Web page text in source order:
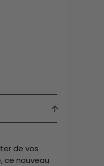
de vos
ce nouveau